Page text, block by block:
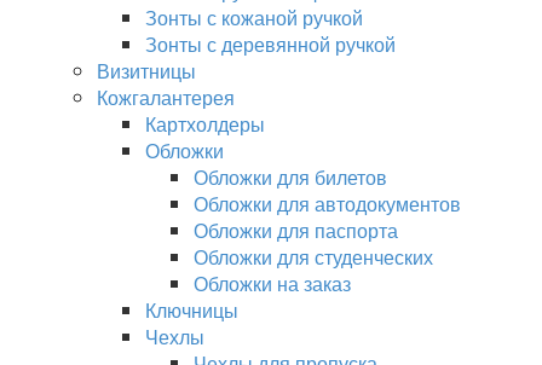
Зонты с кожаной ручкой
Зонты с деревянной ручкой
Визитницы
Кожгалантерея
Картхолдеры
Обложки
Обложки для билетов
Обложки для автодокументов
Обложки для паспорта
Обложки для студенческих
Обложки на заказ
Ключницы
Чехлы